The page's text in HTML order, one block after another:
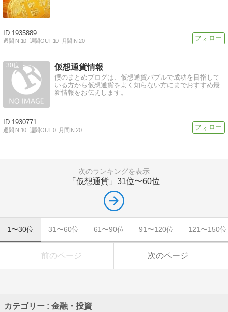
1935889
週間IN:10 週間OUT:10 月間IN:20
30 仮想通貨情報
僕のまとめブログは、仮想通貨バブルで成功を目指して
いる方から仮想通貨をよく知らない方にまでおすすめ最
新情報をお伝えします。
1930771
週間IN:10 週間OUT:0 月間IN:20
次のランキングを表示
「仮想通貨」 31位〜60位
1〜30位 31〜60位 61〜90位 91〜120位 121〜150位
前のページ 次のページ
カテゴリー : 金融・投資